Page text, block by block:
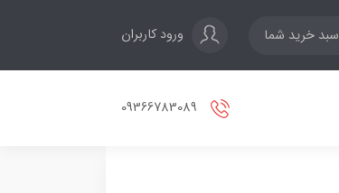
سبد خرید شما ورود کاربران